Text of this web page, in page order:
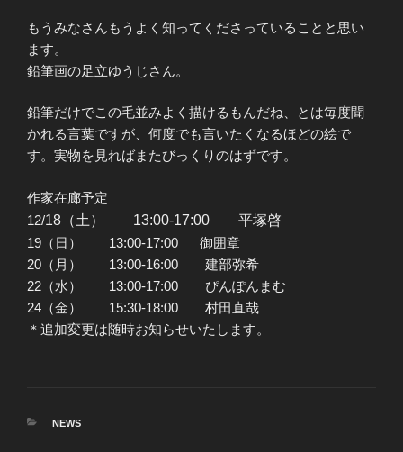
もうみなさんもうよく知ってくださっていることと思い
ます。
鉛筆画の足立ゆうじさん。
鉛筆だけでこの毛並みよく描けるもんだね、とは毎度聞
かれる言葉ですが、何度でも言いたくなるほどの絵で
す。実物を見ればまたびっくりのはずです。
作家在廊予定
12/18（土） 13:00-17:00 平塚啓
19（日） 13:00-17:00 御囲章
20（月） 13:00-16:00 建部弥希
22（水） 13:00-17:00 ぴんぽんまむ
24（金） 15:30-18:00 村田直哉
＊追加変更は随時お知らせいたします。
カ
NEWS